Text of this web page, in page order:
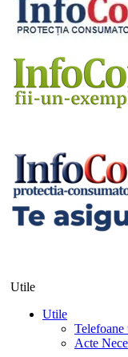
Utile
Utile
Telefoane
Acte